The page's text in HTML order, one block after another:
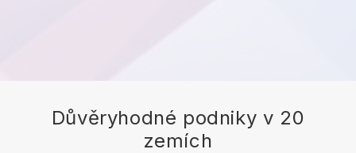
Důvěryhodné podniky v 20
zemích